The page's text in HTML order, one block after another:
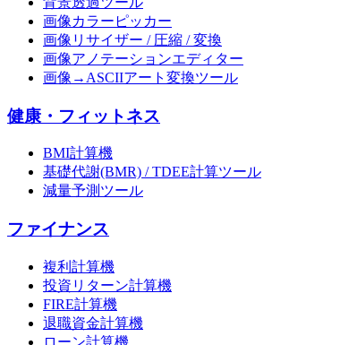
画像カラーピッカー
画像リサイザー / 圧縮 / 変換
画像アノテーションエディター
画像→ASCIIアート変換ツール
健康・フィットネス
BMI計算機
基礎代謝(BMR) / TDEE計算ツール
減量予測ツール
ファイナンス
複利計算機
投資リターン計算機
FIRE計算機
退職資金計算機
ローン計算機